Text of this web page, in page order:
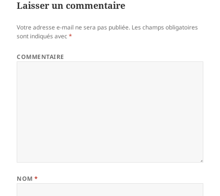
Laisser un commentaire
Votre adresse e-mail ne sera pas publiée. Les champs obligatoires
sont indiqués avec*
COMMENTAIRE
NOM*